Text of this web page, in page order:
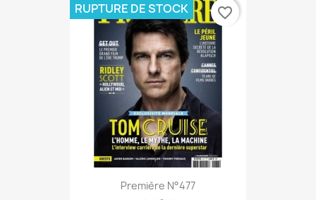
Première N°477
RUPTURE DE STOCK favorite_border